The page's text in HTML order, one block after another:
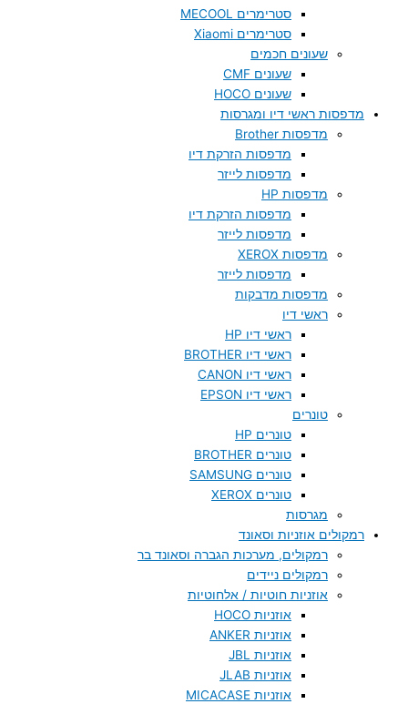
סטרימרים MECOOL
סטרימרים Xiaomi
שעונים חכמים
שעונים CMF
שעונים HOCO
מדפסות ראשי דיו ומגרסות
מדפסות Brother
מדפסות הזרקת דיו
מדפסות לייזר
מדפסות HP
מדפסות הזרקת דיו
מדפסות לייזר
מדפסות XEROX
מדפסות לייזר
מדפסות מדבקות
ראשי דיו
ראשי דיו HP
ראשי דיו BROTHER
ראשי דיו CANON
ראשי דיו EPSON
טונרים
טונרים HP
טונרים BROTHER
טונרים SAMSUNG
טונרים XEROX
מגרסות
רמקולים אוזניות וסאונד
רמקולים, מערכות הגברה וסאונד בר
רמקולים ניידים
אוזניות חוטיות / אלחוטיות
אוזניות HOCO
אוזניות ANKER
אוזניות JBL
אוזניות JLAB
אוזניות MICACASE